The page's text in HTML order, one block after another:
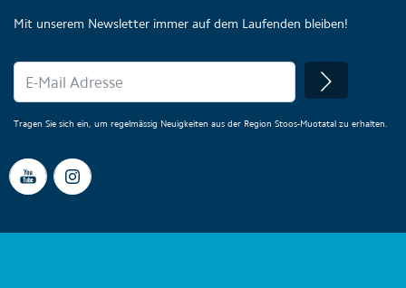
Mit unserem Newsletter immer auf dem Laufenden bleiben!
Tragen Sie sich ein, um regelmässig Neuigkeiten aus der Region Stoos-Muotatal zu erhalten.